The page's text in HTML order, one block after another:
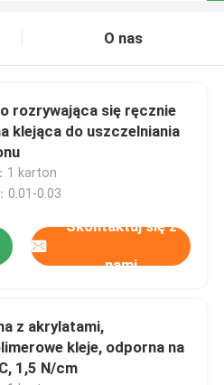
O nas
rozrywająca się ręcznie
klejąca do uszczelniania
1 karton
0.01-0.03
Skontaktuj się z
nami
z akrylatami,
kleje, odporna na
1,5 N/cm